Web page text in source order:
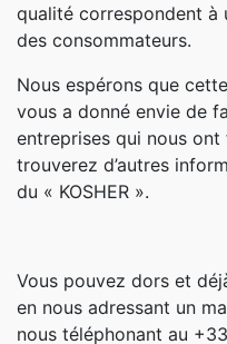
qualité correspondent à
des consommateurs.
Nous espérons que
vous a donné envie de
entreprises qui nous
trouverez d’autres
du « KOSHER ».
Vous pouvez dors et
en nous adressant un
nous téléphonant au